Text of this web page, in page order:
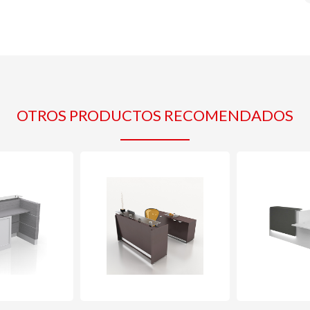
OTROS PRODUCTOS RECOMENDADOS